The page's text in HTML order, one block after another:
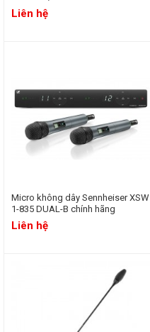
Liên hệ
Micro không dây Sennheiser XSW
1-835 DUAL-B chính hãng
Liên hệ